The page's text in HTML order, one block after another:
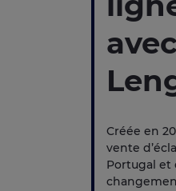
Créée en
vente
Portugal et